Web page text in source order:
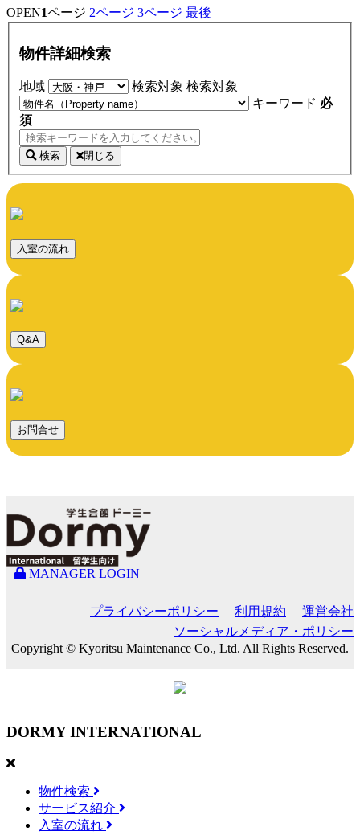
OPEN1ページ 2ページ 3ページ 最後
物件詳細検索
地域 検索対象 検索対象
キーワード 必
須
検索 閉じる
入室の流れ
Q&A
お問合せ
MANAGER LOGIN
プライバシーポリシー 利用規約
運営会社
ソーシャルメディア・ポリシー
Copyright © Kyoritsu Maintenance Co., Ltd. All Rights Reserved.
DORMY INTERNATIONAL
物件検索
サービス紹介
入室の流れ